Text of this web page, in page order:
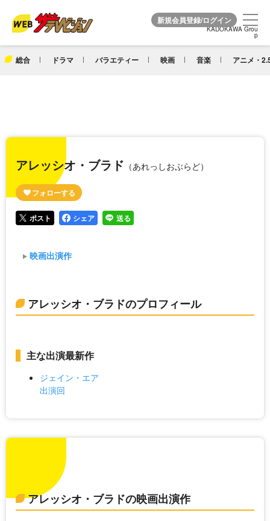
KADOKAWA Grou
p
総合 ドラマ バラエティー 映画 音楽 アニメ・
KADOKAWA Grou
p
アレッシオ・ブラド （あれっしおぶらど）
ポスト シェア 送る
映画出演作
アレッシオ・ブラドのプロフィール
主な出演最新作
ジェイン・エア
出演回
アレッシオ・ブラドの映画出演作